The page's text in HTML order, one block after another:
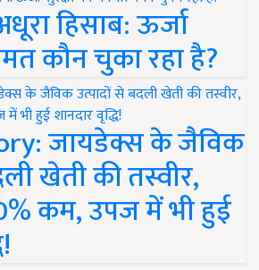
हिसाब: ऊर्जा
कौन चुका रहा है?
जायडेक्स के जैविक
खेती की तस्वीर,
कम, उपज में भी हुई